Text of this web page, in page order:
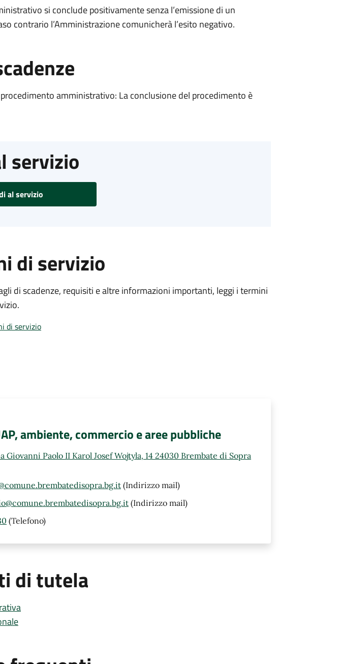
si conclude positivamente senza l’emissione di un
contrario l’Amministrazione comunicherà l’esito negativo.
amministrativo: La conclusione del procedimento è
servizio
al servizio
di servizio
di scadenze, requisiti e altre informazioni importanti, leggi i termini
di servizio
ambiente, commercio e aree pubbliche
Giovanni Paolo II Karol Josef Wojtyla, 14 24030 Brembate di Sopra
(Indirizzo mail)
(Indirizzo mail)
(Telefono)
di tutela